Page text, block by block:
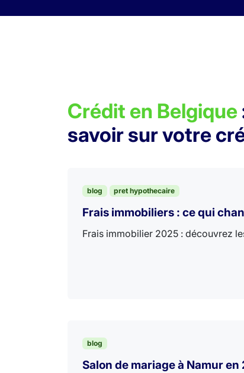
Crédit en Belgique
savoir sur votre
blog pret hypothecaire
Frais immobiliers : ce qui
Frais immobilier 2025 : découvrez
blog
Salon de mariage à Namur en